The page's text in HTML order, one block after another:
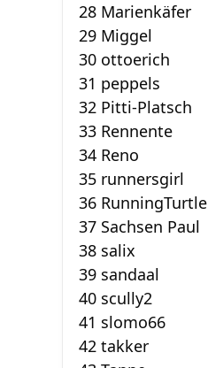
28 Marienkäfer
29 Miggel
30 ottoerich
31 peppels
32 Pitti-Platsch
33 Rennente
34 Reno
35 runnersgirl
36 RunningTurtle
37 Sachsen Paul
38 salix
39 sandaal
40 scully2
41 slomo66
42 takker